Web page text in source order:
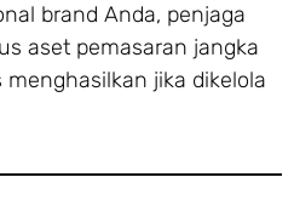
brand Anda, penjaga
aset pemasaran jangka
jika dikelola